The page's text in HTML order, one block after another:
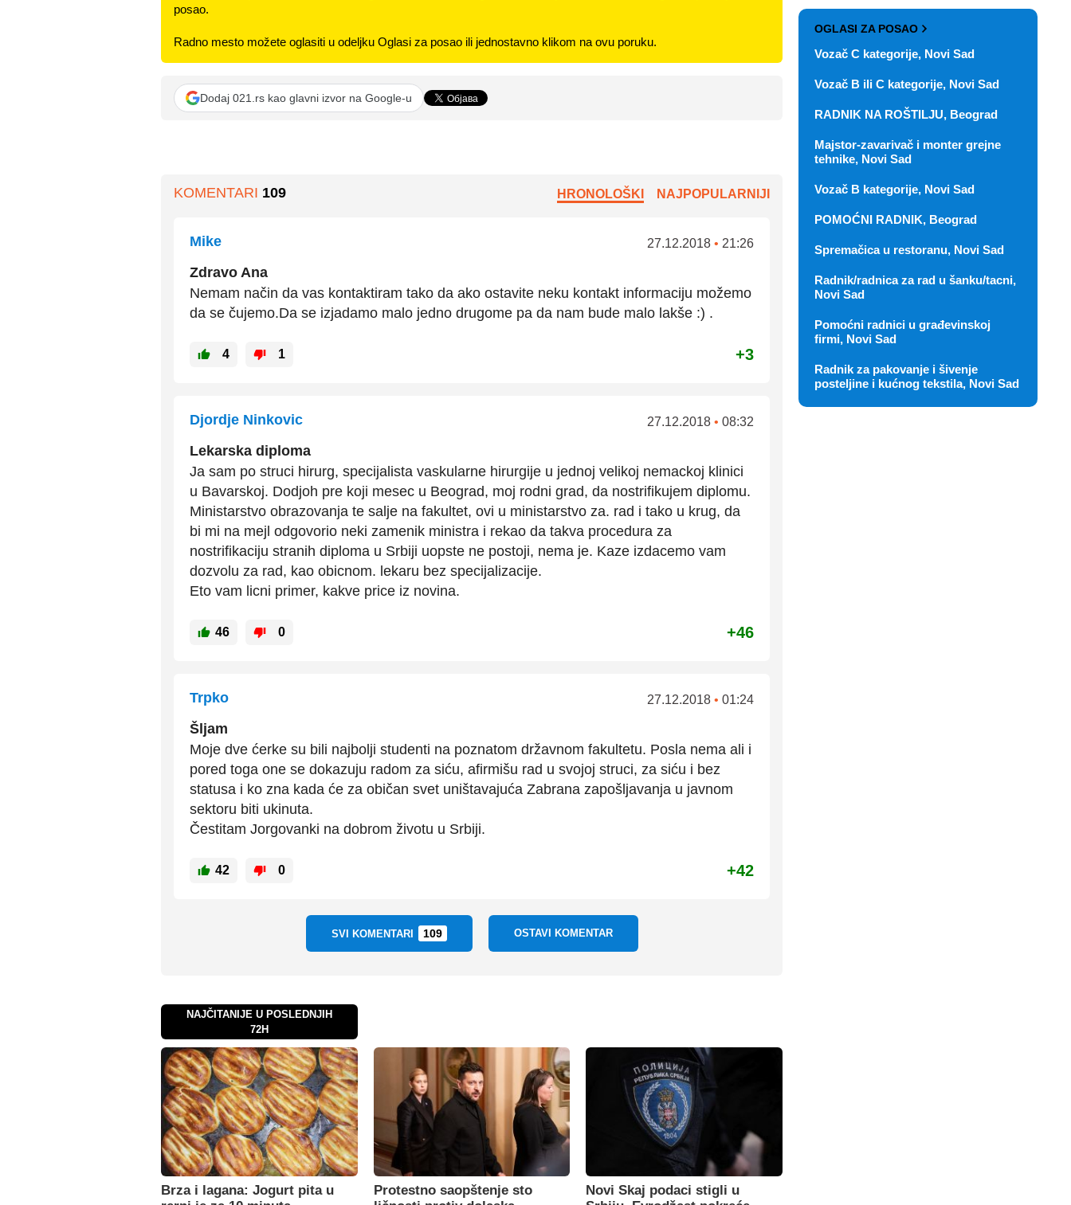
posao.
Radno mesto možete oglasiti u odeljku Oglasi za posao ili jednostavno klikom na ovu poruku.
Dodaj 021.rs kao glavni izvor na Google-u
KOMENTARI 109 HRONOLOŠKI NAJPOPULARNIJI
Mike 27.12.2018 • 21:26
Zdravo Ana
Nemam način da vas kontaktiram tako da ako ostavite neku kontakt informaciju možemo
da se čujemo.Da se izjadamo malo jedno drugome pa da nam bude malo lakše :) .
4 1 +3
Djordje Ninkovic 27.12.2018 • 08:32
Lekarska diploma
Ja sam po struci hirurg, specijalista vaskularne hirurgije u jednoj velikoj nemackoj klinici
u Bavarskoj. Dodjoh pre koji mesec u Beograd, moj rodni grad, da nostrifikujem diplomu.
Ministarstvo obrazovanja te salje na fakultet, ovi u ministarstvo za. rad i tako u krug, da
bi mi na mejl odgovorio neki zamenik ministra i rekao da takva procedura za
nostrifikaciju stranih diploma u Srbiji uopste ne postoji, nema je. Kaze izdacemo vam
dozvolu za rad, kao obicnom. lekaru bez specijalizacije.
Eto vam licni primer, kakve price iz novina.
46 0 +46
Trpko 27.12.2018 • 01:24
Šljam
Moje dve ćerke su bili najbolji studenti na poznatom državnom fakultetu. Posla nema ali i
pored toga one se dokazuju radom za siću, afirmišu rad u svojoj struci, za siću i bez
statusa i ko zna kada će za običan svet uništavajuća Zabrana zapošljavanja u javnom
sektoru biti ukinuta.
Čestitam Jorgovanki na dobrom životu u Srbiji.
42 0 +42
SVI KOMENTARI 109 OSTAVI KOMENTAR
NAJČITANIJE U POSLEDNJIH
72H
Brza i lagana: Jogurt pita u
Protestno saopštenje sto
Novi Skaj podaci stigli u
OGLASI ZA POSAO
Vozač C kategorije, Novi Sad
Vozač B ili C kategorije, Novi Sad
RADNIK NA ROŠTILJU, Beograd
Majstor-zavarivač i monter grejne
tehnike, Novi Sad
Vozač B kategorije, Novi Sad
POMOĆNI RADNIK, Beograd
Spremačica u restoranu, Novi Sad
Radnik/radnica za rad u šanku/tacni,
Novi Sad
Pomoćni radnici u građevinskoj
firmi, Novi Sad
Radnik za pakovanje i šivenje
posteljine i kućnog tekstila, Novi Sad